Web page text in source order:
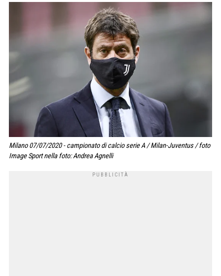
Milano 07/07/2020 - campionato di calcio serie A / Milan-Juventus / foto
Image Sport nella foto: Andrea Agnelli